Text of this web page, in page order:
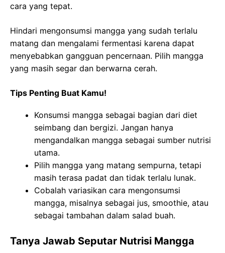
cara yang tepat.
Hindari mengonsumsi mangga yang sudah terlalu
matang dan mengalami fermentasi karena dapat
menyebabkan gangguan pencernaan. Pilih mangga
yang masih segar dan berwarna cerah.
Tips Penting Buat Kamu!
Konsumsi mangga sebagai bagian dari diet
seimbang dan bergizi. Jangan hanya
mengandalkan mangga sebagai sumber nutrisi
utama.
Pilih mangga yang matang sempurna, tetapi
masih terasa padat dan tidak terlalu lunak.
Cobalah variasikan cara mengonsumsi
mangga, misalnya sebagai jus, smoothie, atau
sebagai tambahan dalam salad buah.
Tanya Jawab Seputar Nutrisi Mangga